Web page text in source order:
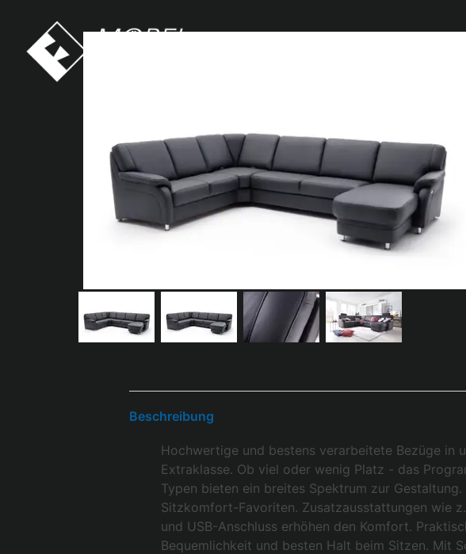
Beschreibung
Hochwertige und bestens verarbeitete Bezüge in
Extraklasse. Ob viel oder wenig Platz - das
Typen bieten ein breites Spektrum zur
Sitzkomfort-Favoriten. Zusatzausstattungen wie
und USB-Anschluss erhöhen den Komfort.
Bequemlichkeit und besten Halt beim Sitzen. Mit